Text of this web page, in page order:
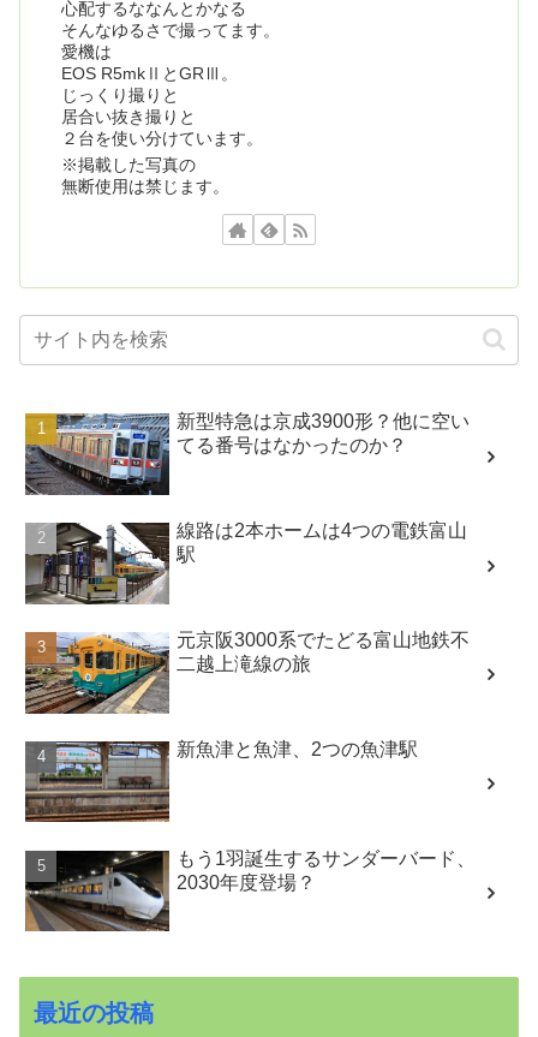
心配するななんとかなる
そんなゆるさで撮ってます。
愛機は
EOS R5mkⅡとGRⅢ。
じっくり撮りと
居合い抜き撮りと
２台を使い分けています。
※掲載した写真の
無断使用は禁じます。
新型特急は京成3900形？他に空い
てる番号はなかったのか？
線路は2本ホームは4つの電鉄富山
駅
元京阪3000系でたどる富山地鉄不
二越上滝線の旅
新魚津と魚津、2つの魚津駅
もう1羽誕生するサンダーバード、
2030年度登場？
最近の投稿